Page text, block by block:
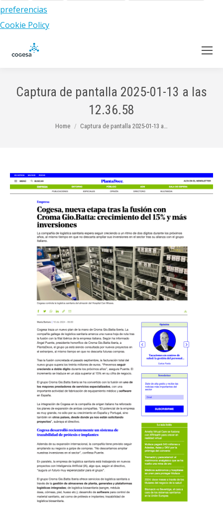
preferencias
Cookie Policy
Captura de pantalla 2025-01-13 a las
12.36.58
You are here:
Home Captura de pantalla 2025-01-13 a…